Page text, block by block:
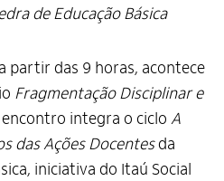
de Educação Básica
partir das 9 horas, acontece
Fragmentação Disciplinar e
encontro integra o ciclo A
das Ações Docentesda
iniciativa do Itaú Social